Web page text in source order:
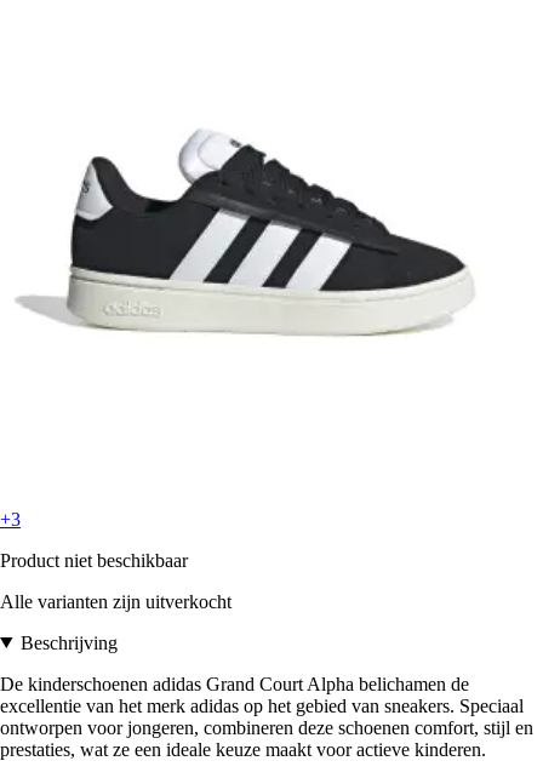
+3
Product niet beschikbaar
Alle varianten zijn uitverkocht
Beschrijving
De kinderschoenen adidas Grand Court Alpha belichamen de
excellentie van het merk adidas op het gebied van sneakers. Speciaal
ontworpen voor jongeren, combineren deze schoenen comfort, stijl en
prestaties, wat ze een ideale keuze maakt voor actieve kinderen.